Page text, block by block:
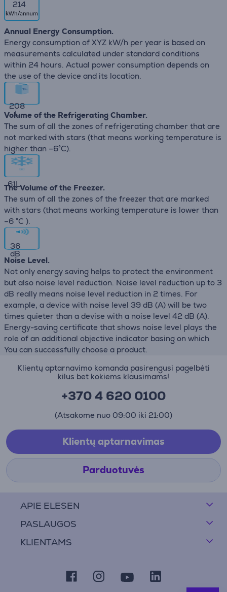
214
Annual Energy Consumption.
Energy consumption of XYZ kW/h per year is based on
measurements calculated under standard conditions
within 24 hours. Actual power consumption depends on
the use of the device and its location.
208
L
Volume of the Refrigerating Chamber.
The sum of all the zones of refrigerating chamber that are
not marked with stars (that means working temperature is
higher than –6°C).
61L
The Volume of the Freezer.
The sum of all the zones of the freezer that are marked
with stars (that means working temperature is lower than
–6 °C ).
36
dB
Noise Level.
Not only energy saving helps to protect the environment
but also noise level reduction. Noise level reduction up to 3
dB really means noise level reduction in 2 times. For
example, a device with noise level 39 dB (А) will be two
times quieter than a devise with a noise level 42 dB (А).
Energy-saving certificate that shows noise level plays the
role of an additional objective indicator basing on which
You can successfully choose a product.
APIE ELESEN
PASLAUGOS
KLIENTAMS
Klientų aptarnavimo komanda pasirengusi pagelbėti
kilus bet kokiems klausimams!
+370 4 620 0100
(Atsakome nuo 09:00 iki 21:00)
Klientų aptarnavimas
Parduotuvės